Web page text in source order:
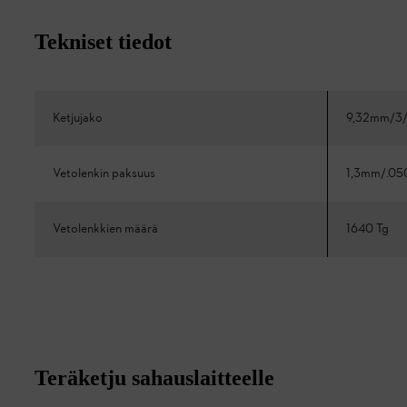
Tekniset tiedot
Ketjujako 9,32mm/
Vetolenkin paksuus 1,3mm/
Vetolenkkien määrä 1640 Tg
Teräketju sahauslaitteelle